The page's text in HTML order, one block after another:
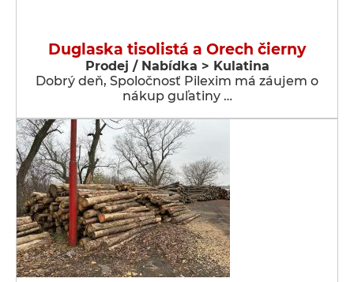
Duglaska tisolistá a Orech čierny
Prodej / Nabídka > Kulatina
Dobrý deň, Spoločnosť Pilexim má záujem o
nákup guľatiny …